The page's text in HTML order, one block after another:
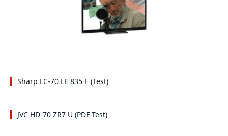
Sharp LC-70 LE 835 E (Test)
JVC HD-70 ZR7 U (PDF-Test)